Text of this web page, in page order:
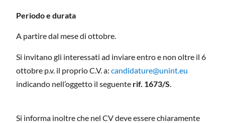
Periodo e durata
A partire dal mese di ottobre.
Si invitano gli interessati ad inviare entro e non oltre il 6
ottobre p.v. il proprio C.V. a: candidature@unint.eu
indicando nell’oggetto il seguente rif. 1673/S
Si informa inoltre che nel CV deve essere chiaramente